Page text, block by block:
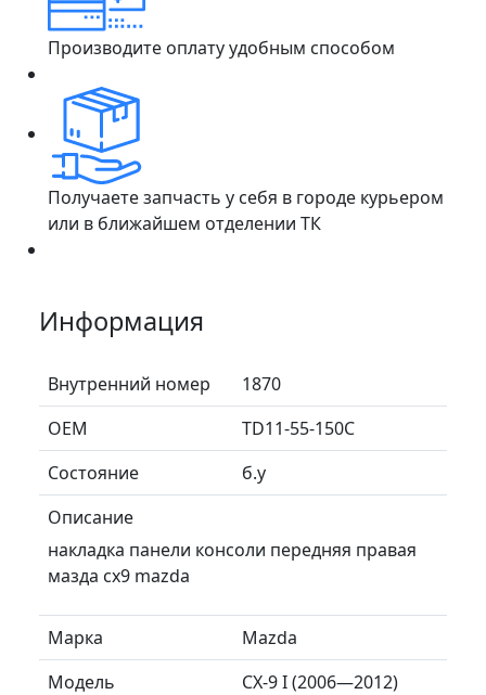
Производите оплату удобным способом
Получаете запчасть у себя в городе курьером
или в ближайшем отделении ТК
Информация
Внутренний номер
1870
ОЕМ
TD11-55-150C
Состояние
б.у
Описание
накладка панели консоли передняя правая
мазда сх9 mazda
Марка
Mazda
Модель
CX-9 I (2006—2012)